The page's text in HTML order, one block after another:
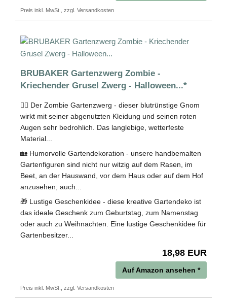
Preis inkl. MwSt., zzgl. Versandkosten
BRUBAKER Gartenzwerg Zombie -
Kriechender Grusel Zwerg - Halloween...*
🧟‍♂️ Der Zombie Gartenzwerg - dieser blutrünstige Gnom
wirkt mit seiner abgenutzten Kleidung und seinen roten
Augen sehr bedrohlich. Das langlebige, wetterfeste
Material...
🏡 Humorvolle Gartendekoration - unsere handbemalten
Gartenfiguren sind nicht nur witzig auf dem Rasen, im
Beet, an der Hauswand, vor dem Haus oder auf dem Hof
anzusehen; auch...
🎁 Lustige Geschenkidee - diese kreative Gartendeko ist
das ideale Geschenk zum Geburtstag, zum Namenstag
oder auch zu Weihnachten. Eine lustige Geschenkidee für
Gartenbesitzer...
18,98 EUR
Auf Amazon ansehen *
Preis inkl. MwSt., zzgl. Versandkosten